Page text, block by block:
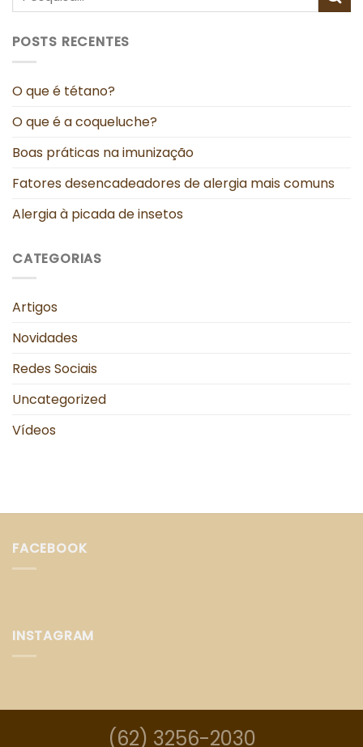
POSTS RECENTES
O que é tétano?
O que é a coqueluche?
Boas práticas na imunização
Fatores desencadeadores de alergia mais comuns
Alergia à picada de insetos
CATEGORIAS
Artigos
Novidades
Redes Sociais
Uncategorized
Vídeos
FACEBOOK
INSTAGRAM
(62) 3256-2030